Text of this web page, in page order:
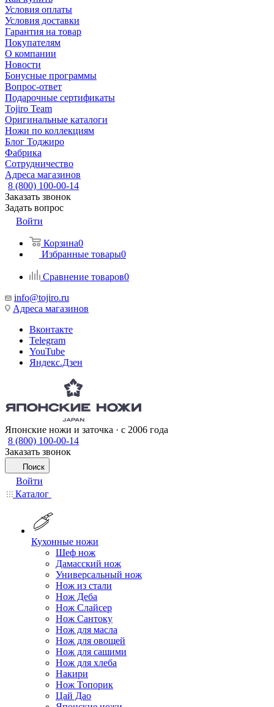
Условия оплаты
Условия доставки
Гарантия на товар
Покупателям
О компании
Новости
Бонусные программы
Вопрос-ответ
Подарочные сертификаты
Tojiro Team
Оригинальные каталоги
Ножи по коллекциям
Блог Тоджиро
Фабрика
Сотрудничество
Адреса магазинов
8 (800) 100-00-14
Заказать звонок
Задать вопрос
Войти
Корзина0
Избранные товары0
Сравнение товаров0
info@tojiro.ru
Адреса магазинов
Вконтакте
Telegram
YouTube
Яндекс.Дзен
Японские ножи и заточка · с 2006 года
8 (800) 100-00-14
Заказать звонок
Поиск
Войти
Каталог
Кухонные ножи
Шеф нож
Дамасский нож
Универсальный нож
Нож из стали
Нож Деба
Нож Слайсер
Нож Сантоку
Нож для масла
Нож для овощей
Нож для сашими
Нож для хлеба
Накири
Нож Топорик
Цай Дао